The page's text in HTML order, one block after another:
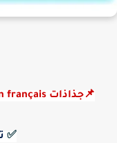
📌جذاذات L'oisis des mots en français - المستوى الثالث
✅